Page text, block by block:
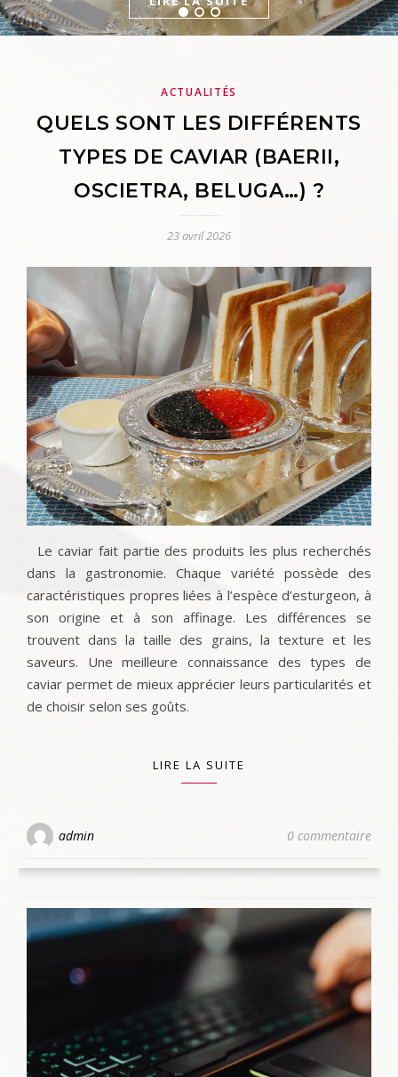
ACTUALITÉS
QUELS SONT LES DIFFÉRENTS
TYPES DE CAVIAR (BAERII,
OSCIETRA, BELUGA…) ?
23 avril 2026
Le caviar fait partie des produits les plus recherchés
dans la gastronomie. Chaque variété possède des
caractéristiques propres liées à l’espèce d’esturgeon, à
son origine et à son affinage. Les différences se
trouvent dans la taille des grains, la texture et les
saveurs. Une meilleure connaissance des types de
caviar permet de mieux apprécier leurs particularités et
de choisir selon ses goûts.
LIRE LA SUITE
admin 0 commentaire